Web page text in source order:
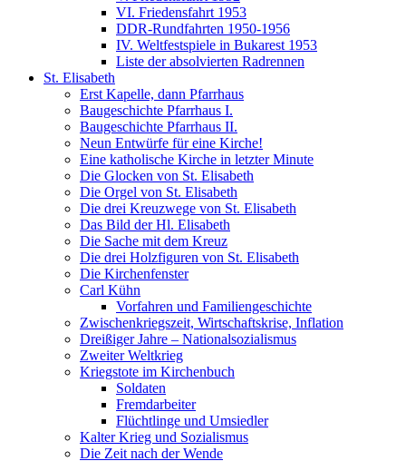
VI. Friedensfahrt 1953
DDR-Rundfahrten 1950-1956
IV. Weltfestspiele in Bukarest 1953
Liste der absolvierten Radrennen
St. Elisabeth
Erst Kapelle, dann Pfarrhaus
Baugeschichte Pfarrhaus I.
Baugeschichte Pfarrhaus II.
Neun Entwürfe für eine Kirche!
Eine katholische Kirche in letzter Minute
Die Glocken von St. Elisabeth
Die Orgel von St. Elisabeth
Die drei Kreuzwege von St. Elisabeth
Das Bild der Hl. Elisabeth
Die Sache mit dem Kreuz
Die drei Holzfiguren von St. Elisabeth
Die Kirchenfenster
Carl Kühn
Vorfahren und Familiengeschichte
Zwischenkriegszeit, Wirtschaftskrise, Inflation
Dreißiger Jahre – Nationalsozialismus
Zweiter Weltkrieg
Kriegstote im Kirchenbuch
Soldaten
Fremdarbeiter
Flüchtlinge und Umsiedler
Kalter Krieg und Sozialismus
Die Zeit nach der Wende